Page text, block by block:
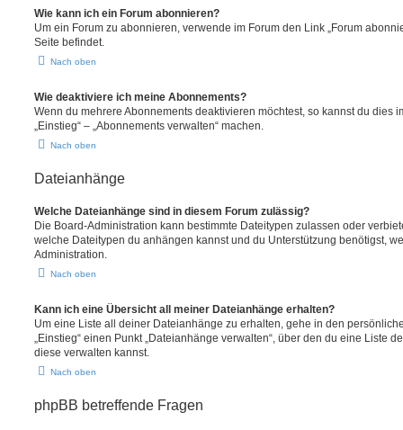
Wie kann ich ein Forum abonnieren?
Um ein Forum zu abonnieren, verwende im Forum den Link „Forum
Seite befindet.
Nach oben
Wie deaktiviere ich meine Abonnements?
Wenn du mehrere Abonnements deaktivieren möchtest, so kannst du dies
„Einstieg“ – „Abonnements verwalten“ machen.
Nach oben
Dateianhänge
Welche Dateianhänge sind in diesem Forum zulässig?
Die Board-Administration kann bestimmte Dateitypen zulassen oder
welche Dateitypen du anhängen kannst und du Unterstützung benötigst,
Administration.
Nach oben
Kann ich eine Übersicht all meiner Dateianhänge erhalten?
Um eine Liste all deiner Dateianhänge zu erhalten, gehe in den
„Einstieg“ einen Punkt „Dateianhänge verwalten“, über den du eine Liste
diese verwalten kannst.
Nach oben
phpBB betreffende Fragen